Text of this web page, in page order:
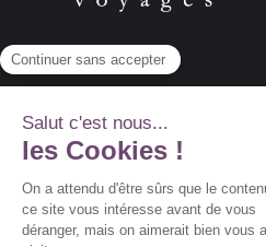
Abonnez-vous à notre